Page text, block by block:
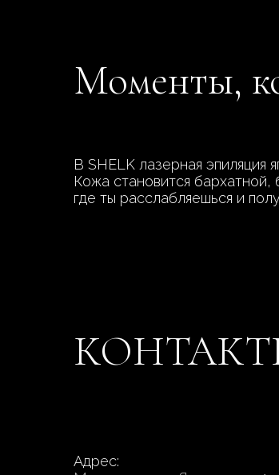
Моменты,
В SHELK лазерная эпиляция
Кожа становится
где ты расслабляешься и
Адрес: